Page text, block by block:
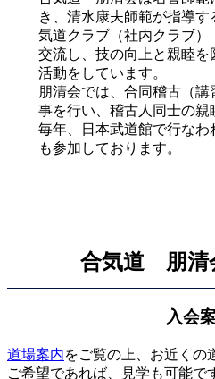
き、清水康夫師範が指導
気道クラブ（社内クラブ
交流し、技の向上と親睦を
活動をしています。
朋清会では、合同稽古（
事を行い、稽古人同士の親
毎年、日本武道館で行なわ
も参加しております。
合気道 朋清
入会
道場案内をご覧の上、お近くの
ご希望であれば、見学も可能で